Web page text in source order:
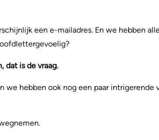
een e-mailadres. En we hebben
dat is de vraag.
we hebben ook nog een paar intrigerende